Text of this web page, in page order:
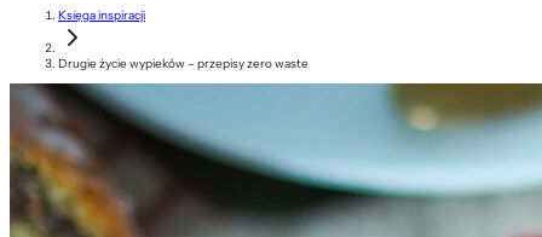
Księga inspiracji
Drugie życie wypieków – przepisy zero waste